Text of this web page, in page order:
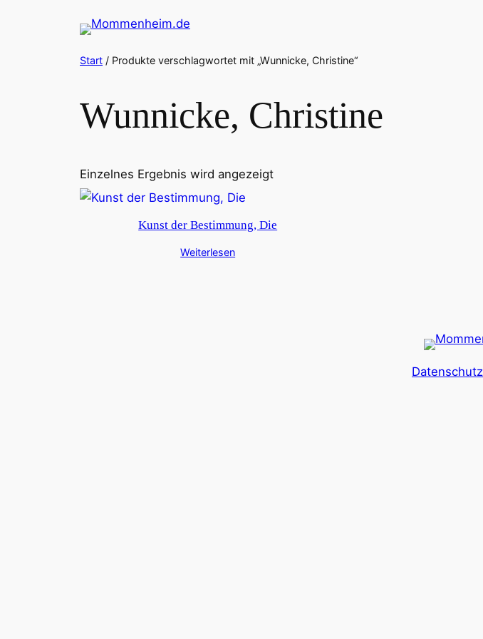
Start / Produkte verschlagwortet mit „Wunnicke, Christine“
Wunnicke, Christine
Einzelnes Ergebnis wird angezeigt
Kunst der Bestimmung, Die
Weiterlesen
Datenschutz